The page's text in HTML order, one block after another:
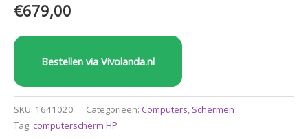
€679,00
Bestellen via Vivolanda.nl
SKU: 1641020 Categorieën: Computers, Schermen
Tag: computerscherm HP